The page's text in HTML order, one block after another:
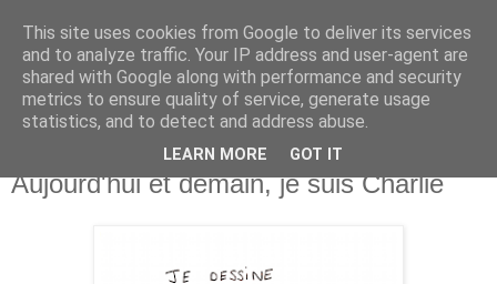
mercredi 7 janvier 2015
Aujourd'hui et demain, je suis Charlie
This site uses cookies from Google to deliver its services
and to analyze traffic. Your IP address and user-agent are
shared with Google along with performance and security
metrics to ensure quality of service, generate usage
statistics, and to detect and address abuse.
LEARN MORE GOT IT